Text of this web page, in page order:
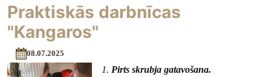
Praktiskās darbnīcas
"Kangaros"
08.07.2025
1. Pirts skrubja gatavošana.